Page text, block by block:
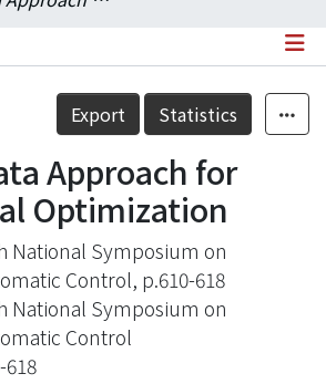
Details
Export Statistics
Approach for
Optimization
National Symposium on
Control, p.610-618
National Symposium on
Control
618